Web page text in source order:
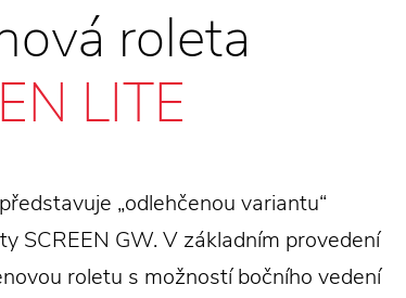
roleta
LITE
„odlehčenou variantu“
SCREEN GW. V základním provedení
roletu s možností bočního vedení